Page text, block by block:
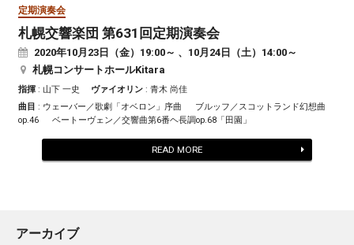
定期演奏会
札幌交響楽団 第631回定期演奏会
2020年10月 23 日（金）19:00～ 、 10月 24 日（土）14:00～
札幌コンサートホールKitara
指揮 : 山下 一史 ヴァイオリン : 青木 尚佳
曲目 : ウェーバー／歌劇「オベロン」序曲 ブルッフ／スコットランド幻想曲
op.46 ベートーヴェン／交響曲第6番ヘ長調op.68「田園」
READ MORE
アーカイブ